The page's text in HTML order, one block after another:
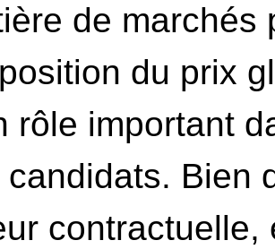
de
du prix
rôle important
candidats. Bien